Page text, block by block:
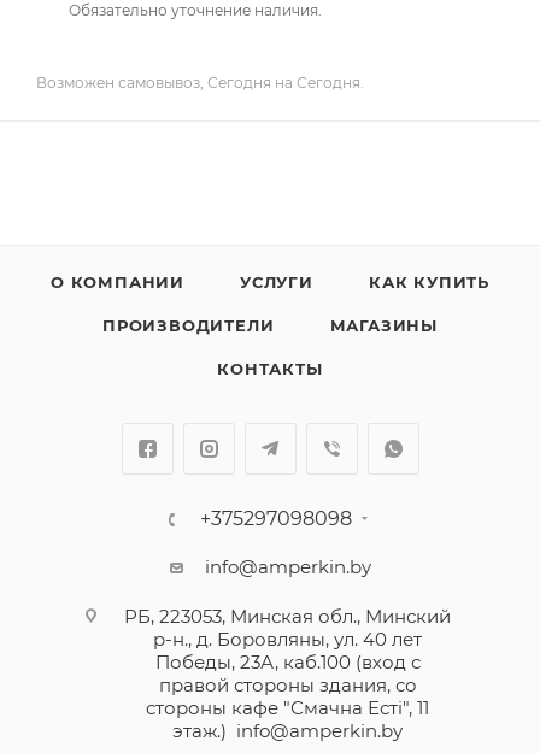
Обязательно уточнение наличия.
Возможен самовывоз, Сегодня на Сегодня.
О КОМПАНИИ УСЛУГИ КАК КУПИТЬ
ПРОИЗВОДИТЕЛИ МАГАЗИНЫ
КОНТАКТЫ
+375297098098
info@amperkin.by
РБ, 223053, Минская обл., Минский
р-н., д. Боровляны, ул. 40 лет
Победы, 23А, каб.100 (вход с
правой стороны здания, со
стороны кафе "Смачна Естi", 11
этаж.) info@amperkin.by